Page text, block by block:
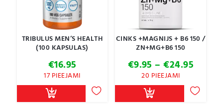
TRIBULUS MEN’S HEALTH
(100 KAPSULAS)
€16.95
17 PIEEJAMI
CINKS +MAGNIJS + B6 150 /
ZN+MG+B6 150
€9.95 – €24.95
€9.95
20 PIEEJAMI